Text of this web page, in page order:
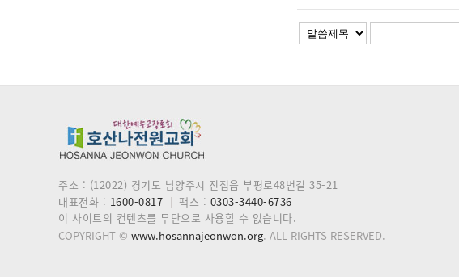
주소 : (12022) 경기도 남양주시 진접읍 부평로48번길 35-21
대표전화 : 1600-0817 팩스 : 0303-3440-6736
이 사이트의 컨텐츠를 무단으로 사용할 수 없습니다.
COPYRIGHT © www.hosannajeonwon.org. ALL RIGHTS RESERVED.